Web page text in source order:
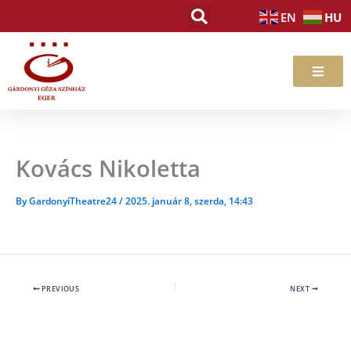
content
EN HU
Kovács Nikoletta
ByGardonyiTheatre24/2025. január 8, szerda, 14:43
PREVIOUS NEXT